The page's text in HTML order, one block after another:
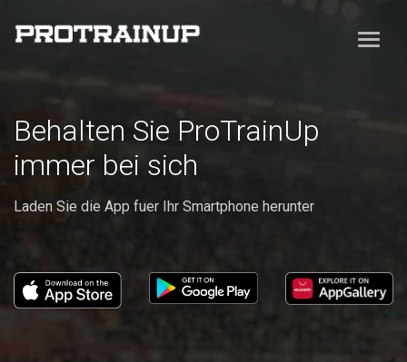
Behalten Sie ProTrainUp
immer bei sich
Laden Sie die App fuer Ihr Smartphone herunter